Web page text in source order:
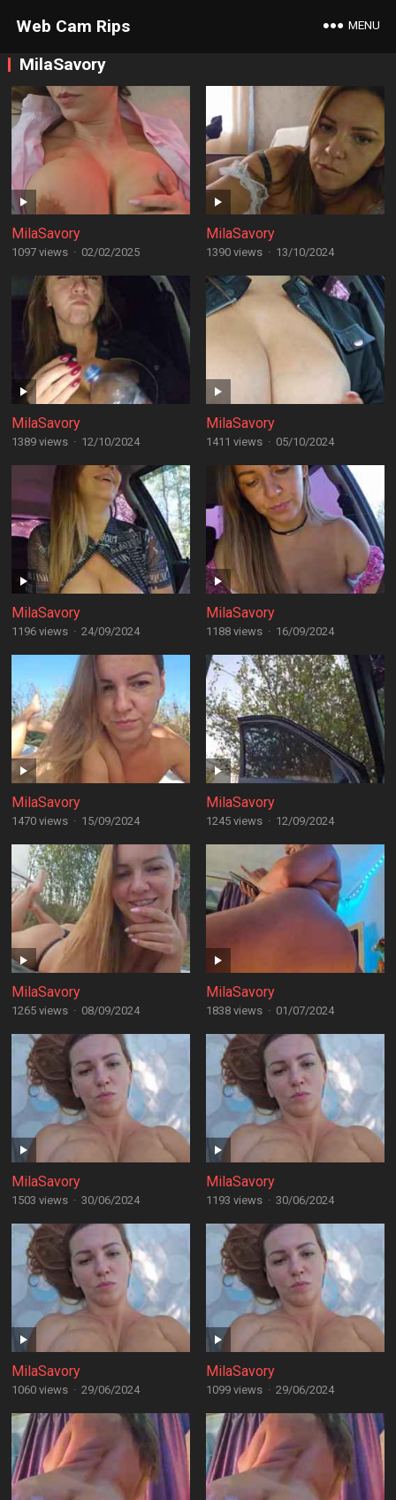
Web Cam Rips MENU
MilaSavory
MilaSavory
1097 views · 02/02/2025
MilaSavory
1390 views · 13/10/2024
MilaSavory
1389 views · 12/10/2024
MilaSavory
1411 views · 05/10/2024
MilaSavory
1196 views · 24/09/2024
MilaSavory
1188 views · 16/09/2024
MilaSavory
1470 views · 15/09/2024
MilaSavory
1245 views · 12/09/2024
MilaSavory
1265 views · 08/09/2024
MilaSavory
1838 views · 01/07/2024
MilaSavory
1503 views · 30/06/2024
MilaSavory
1193 views · 30/06/2024
MilaSavory
1060 views · 29/06/2024
MilaSavory
1099 views · 29/06/2024